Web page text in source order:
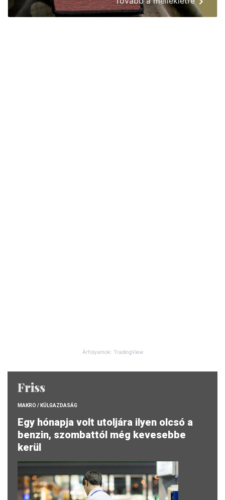
Árfolyamok: TradingView
Friss
MAKRO / KÜLGAZDASÁG
Egy hónapja volt utoljára ilyen olcsó a
benzin, szombattól még kevesebbe
kerül